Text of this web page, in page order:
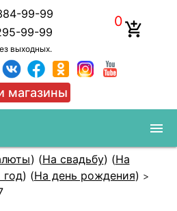
99-99
99-99
выходных.
add_shopping_cart
0
магазины
menu
) (На свадьбу) (На
) (На день рождения) >